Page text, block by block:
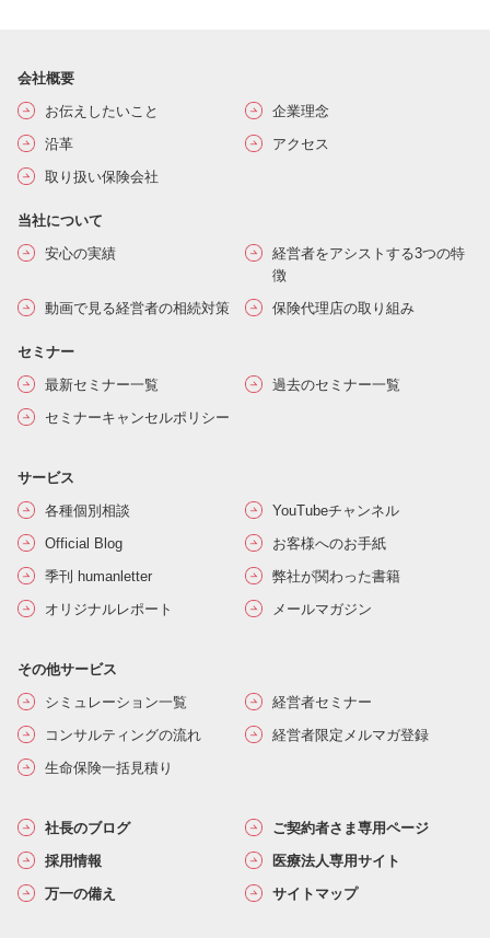
会社概要
お伝えしたいこと
企業理念
沿革
アクセス
取り扱い保険会社
当社について
安心の実績
経営者をアシストする3つの特
徴
動画で見る経営者の相続対策
保険代理店の取り組み
セミナー
最新セミナー一覧
過去のセミナー一覧
セミナーキャンセルポリシー
サービス
各種個別相談
YouTubeチャンネル
Official Blog
お客様へのお手紙
季刊 humanletter
弊社が関わった書籍
オリジナルレポート
メールマガジン
その他サービス
シミュレーション一覧
経営者セミナー
コンサルティングの流れ
経営者限定メルマガ登録
生命保険一括見積り
社長のブログ
ご契約者さま専用ページ
採用情報
医療法人専用サイト
万一の備え
サイトマップ